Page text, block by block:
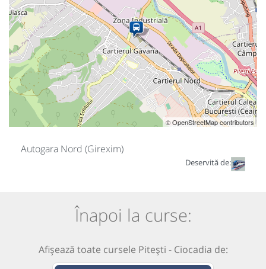
© OpenStreetMap contributors
Autogara Nord (Girexim)
Deservită de:
Înapoi la curse:
Afișează toate cursele Pitești - Ciocadia de: